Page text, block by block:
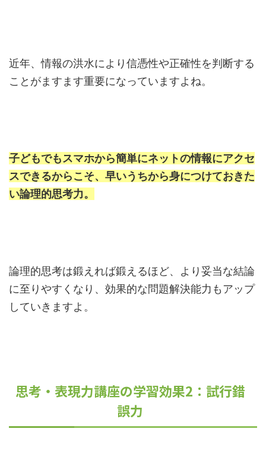
近年、情報の洪水により信憑性や正確性を判断する
ことがますます重要になっていますよね。
子どもでもスマホから簡単にネットの情報にアクセ
スできるからこそ、早いうちから身につけておきた
い論理的思考力。
論理的思考は鍛えれば鍛えるほど、より妥当な結論
に至りやすくなり、効果的な問題解決能力もアップ
していきますよ。
思考・表現力講座の学習効果2：試行錯
誤力